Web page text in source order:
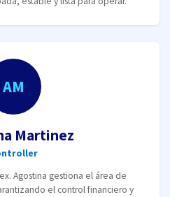
AM
Martinez
Agostina gestiona el área de
el control financiero y